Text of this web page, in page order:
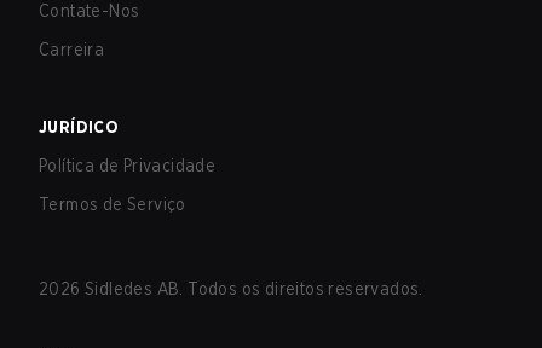
Contate-Nos
Carreira
JURÍDICO
Política de Privacidade
Termos de Serviço
2026 Sidledes AB. Todos os direitos reservados.